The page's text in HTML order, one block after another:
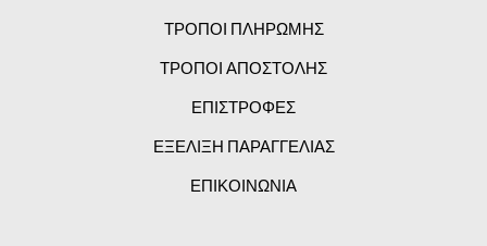
ΤΡΟΠΟΙ ΠΛΗΡΩΜΗΣ
ΤΡΟΠΟΙ ΑΠΟΣΤΟΛΗΣ
ΕΠΙΣΤΡΟΦΕΣ
ΕΞΕΛΙΞΗ ΠΑΡΑΓΓΕΛΙΑΣ
ΕΠΙΚΟΙΝΩΝΙΑ